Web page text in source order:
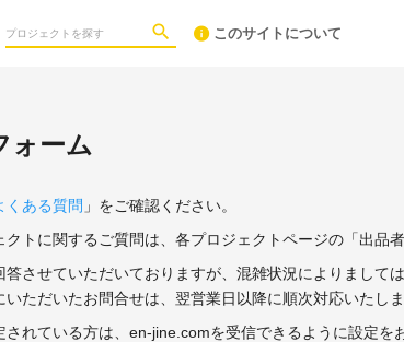
このサイトについて
ォーム
くある質問 」をご確認ください。
クトに関するご質問は、各プロジェクトページの「出品
答させていただいておりますが、混雑状況によりまして
いただいたお問合せは、翌営業日以降に順次対応いたしま
されている方は、en-jine.comを受信できるように設定を